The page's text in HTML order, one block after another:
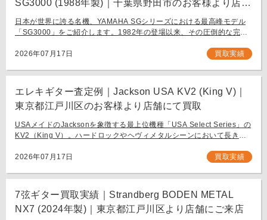
SG3000 (1988年製)｜千葉県野田市のお客様より店舗
にて買取
日本が世界に誇る名機、YAMAHA SGシリーズにおける最高峰モデル
「SG3000」をご紹介します。1982年の登場以来、その圧倒的な完成
フラッグシップモデル […]
2026年07月17日 買取実績
エレキギター査定例｜Jackson USA KV2 (King V)｜
東京都江戸川区のお客様より店舗にて買取
USAメイドのJacksonを象徴する最上位機種「USA Select Series」の
KV2（King V）。ハードロックやヘヴィメタルシーンにおいて長きに
[…]
2026年07月17日 買取実績
7弦ギター買取実績｜Strandberg BODEN METAL
NX7 (2024年製)｜東京都江戸川区より店舗にご来店